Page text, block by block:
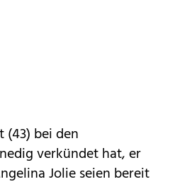
(43) bei den
verkündet hat, er
Jolie seien bereit